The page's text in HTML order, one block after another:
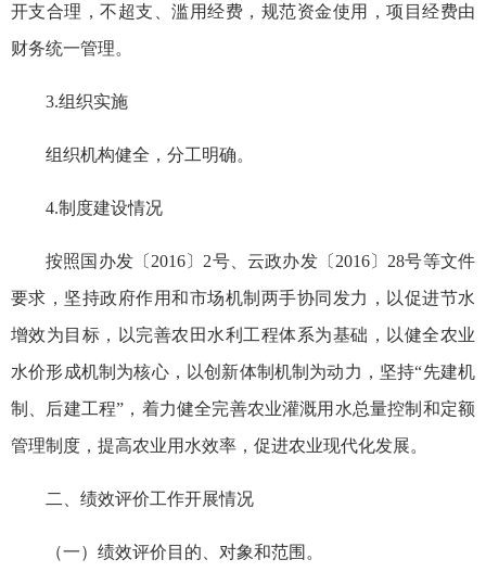
开支合理，不超支、滥用经费，规范资金使用，项目经费由
财务统一管理。
3.组织实施
组织机构健全，分工明确。
4.制度建设情况
按照国办发〔2016〕2号、云政办发〔2016〕28号等文件
要求，坚持政府作用和市场机制两手协同发力，以促进节水
增效为目标，以完善农田水利工程体系为基础，以健全农业
水价形成机制为核心，以创新体制机制为动力，坚持“先建机
制、后建工程”，着力健全完善农业灌溉用水总量控制和定额
管理制度，提高农业用水效率，促进农业现代化发展。
二、绩效评价工作开展情况
（一）绩效评价目的、对象和范围。